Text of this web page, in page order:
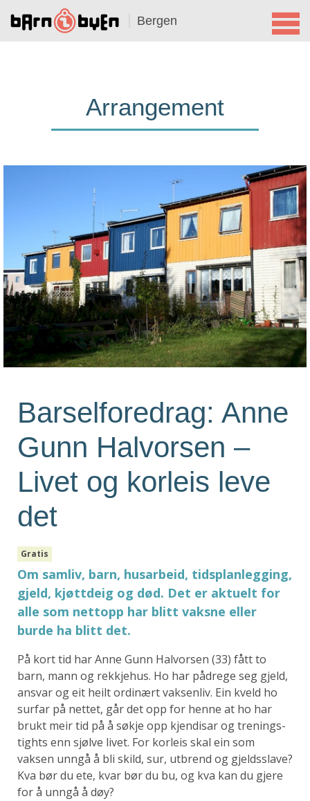
Bergen
Arrangement
Barselforedrag: Anne
Gunn Halvorsen –
Livet og korleis leve
det
Gratis
Om samliv, barn, husarbeid, tidsplanlegging,
gjeld, kjøttdeig og død. Det er aktuelt for
alle som nettopp har blitt vaksne eller
burde ha blitt det.
På kort tid har Anne Gunn Halvorsen (33) fått to
barn, mann og rekkjehus. Ho har pådrege seg gjeld,
ansvar og eit heilt ordinært vaksenliv. Ein kveld ho
surfar på nettet, går det opp for henne at ho har
brukt meir tid på å søkje opp kjendisar og trenings-
tights enn sjølve livet. For korleis skal ein som
vaksen unngå å bli skild, sur, utbrend og gjeldsslave?
Kva bør du ete, kvar bør du bu, og kva kan du gjere
for å unngå å døy?